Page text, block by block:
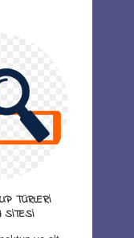
TÜRLERI
SITESI